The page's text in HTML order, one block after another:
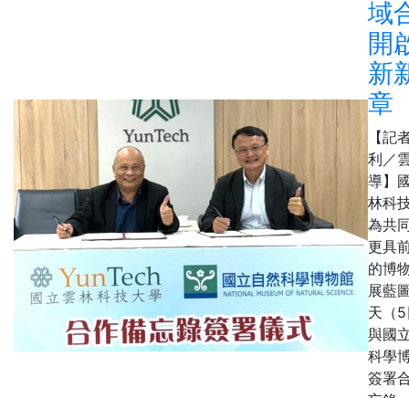
域
開
新
章
【記
利／
導】
林科
為共
更具
的博
展藍
天（
與國
科學
簽署